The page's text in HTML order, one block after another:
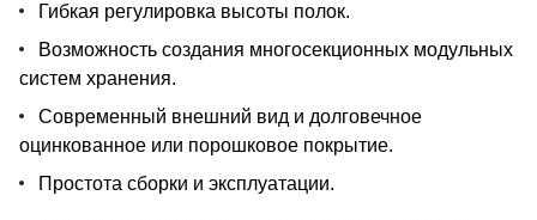
Гибкая регулировка высоты полок.
Возможность создания многосекционных модульных
систем хранения.
Современный внешний вид и долговечное
оцинкованное или порошковое покрытие.
Простота сборки и эксплуатации.